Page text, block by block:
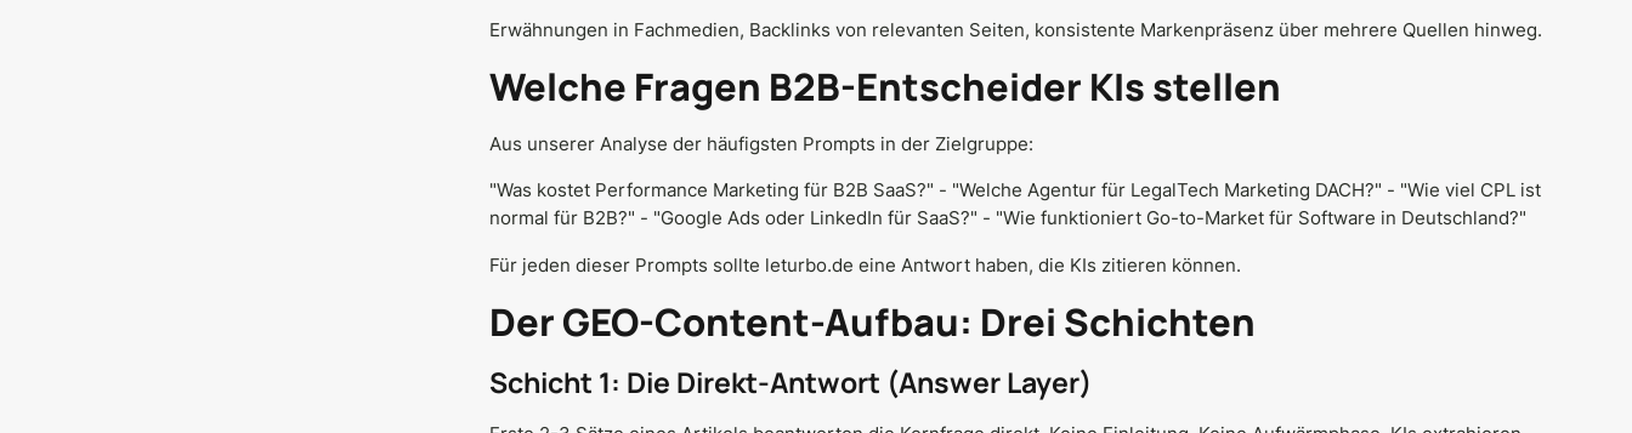
Erwähnungen in Fachmedien, Backlinks von relevanten Seiten, konsistente Markenpräsenz über mehrere Quellen hinweg.
Welche Fragen B2B-Entscheider KIs stellen
Aus unserer Analyse der häufigsten Prompts in der Zielgruppe:
"Was kostet Performance Marketing für B2B SaaS?" - "Welche Agentur für LegalTech Marketing DACH?" - "Wie viel CPL ist
normal für B2B?" - "Google Ads oder LinkedIn für SaaS?" - "Wie funktioniert Go-to-Market für Software in Deutschland?"
Für jeden dieser Prompts sollte leturbo.de eine Antwort haben, die KIs zitieren können.
Der GEO-Content-Aufbau: Drei Schichten
Schicht 1: Die Direkt-Antwort (Answer Layer)